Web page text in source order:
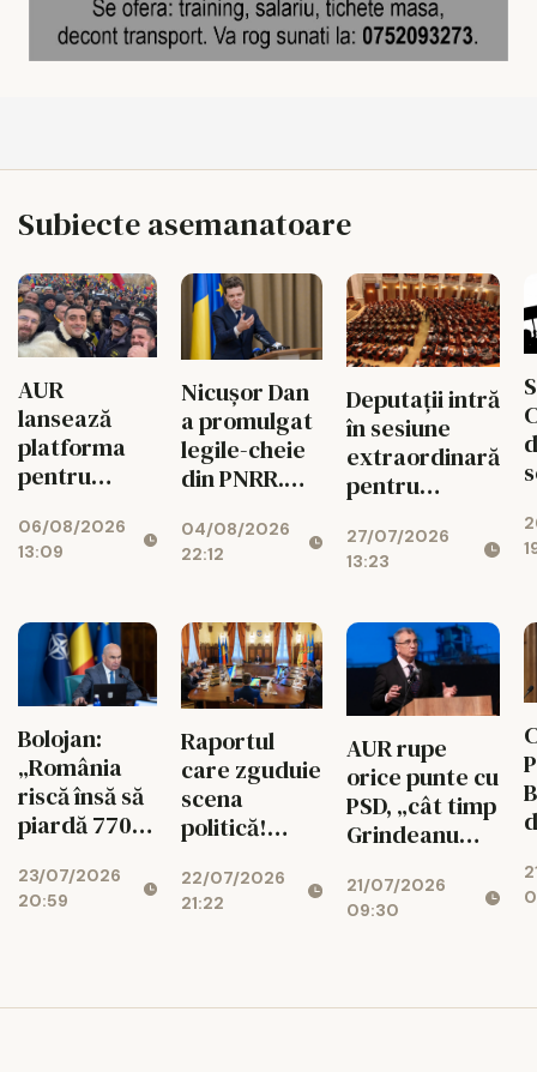
Subiecte asemanatoare
AUR
lansează
platforma
pentru
lui Nicușor
Dan
06/08/2026
13:09
Nicușor Dan
a promulgat
legile-cheie
din PNRR.
Urbanismului
intră în
04/08/2026
22:12
Deputații intră
în sesiune
extraordinară
pentru
banilor din
PNRR
27/07/2026
13:23
Bolojan:
„România
riscă însă să
piardă 770
de euro dacă
legea
23/07/2026
20:59
Raportul
care zguduie
scena
politică!
explică de ce
cresc
22/07/2026
21:22
AUR rupe
orice punte cu
PSD, „cât timp
Grindeanu
partidul”
21/07/2026
09:30